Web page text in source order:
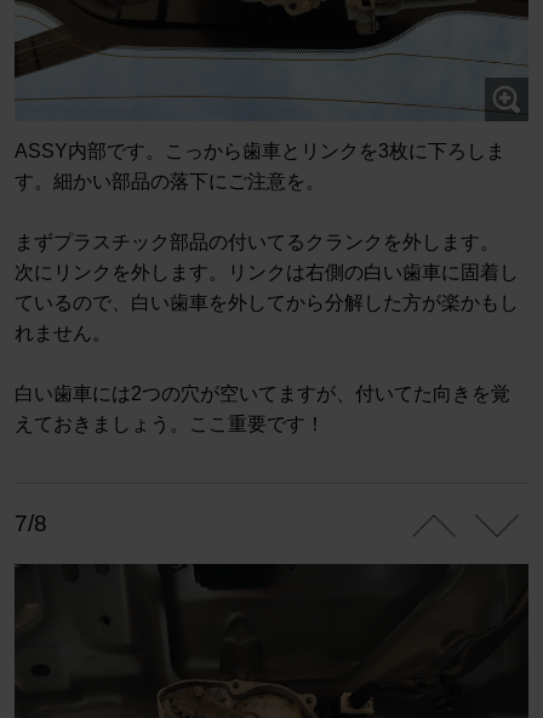
ASSY内部です。こっから歯車とリンクを3枚に下ろしま
す。細かい部品の落下にご注意を。
まずプラスチック部品の付いてるクランクを外します。
次にリンクを外します。リンクは右側の白い歯車に固着し
ているので、白い歯車を外してから分解した方が楽かもし
れません。
白い歯車には2つの穴が空いてますが、付いてた向きを覚
えておきましょう。ここ重要です！
7/8